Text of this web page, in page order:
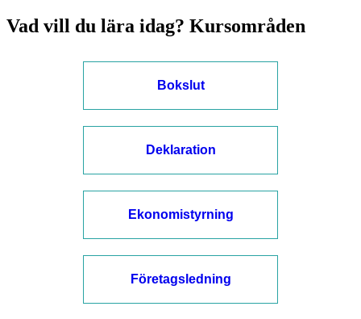
Vad vill du lära idag? Kursområden
Bokslut
Deklaration
Ekonomistyrning
Företagsledning